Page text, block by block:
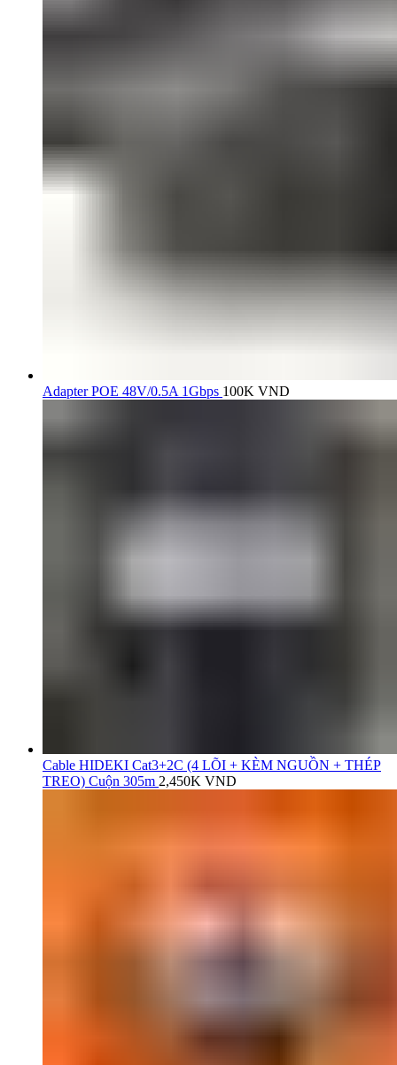
Adapter POE 48V/0.5A 1Gbps 100K VND
Cable HIDEKI Cat3+2C (4 LÕI + KÈM NGUỒN + THÉP
TREO) Cuộn 305m 2,450K VND